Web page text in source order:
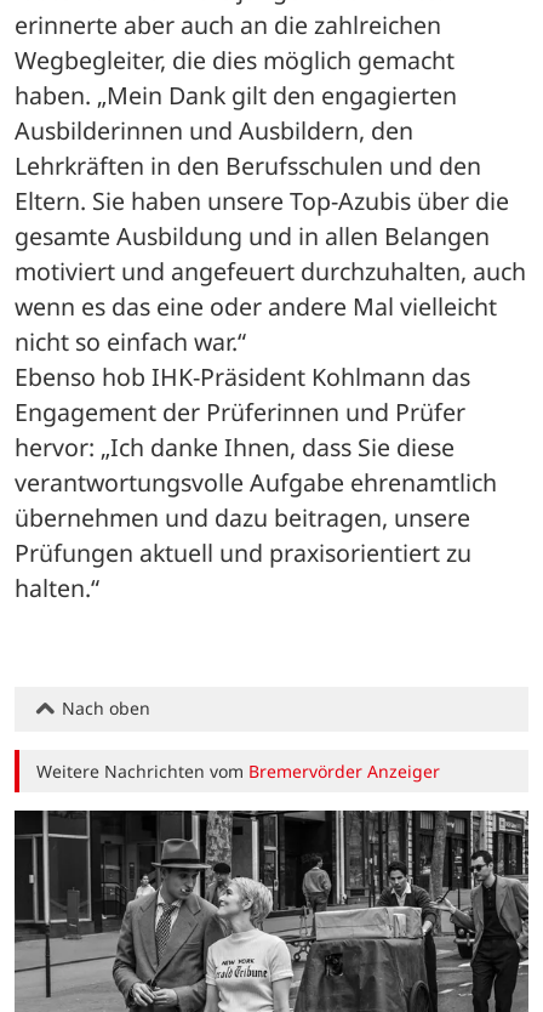
erinnerte aber auch an die zahlreichen
Wegbegleiter, die dies möglich gemacht
haben. „Mein Dank gilt den engagierten
Ausbilderinnen und Ausbildern, den
Lehrkräften in den Berufsschulen und den
Eltern. Sie haben unsere Top-Azubis über die
gesamte Ausbildung und in allen Belangen
motiviert und angefeuert durchzuhalten, auch
wenn es das eine oder andere Mal vielleicht
nicht so einfach war.“
Ebenso hob IHK-Präsident Kohlmann das
Engagement der Prüferinnen und Prüfer
hervor: „Ich danke Ihnen, dass Sie diese
verantwortungsvolle Aufgabe ehrenamtlich
übernehmen und dazu beitragen, unsere
Prüfungen aktuell und praxisorientiert zu
halten.“
Nach oben
Weitere Nachrichten vom Bremervörder Anzeiger